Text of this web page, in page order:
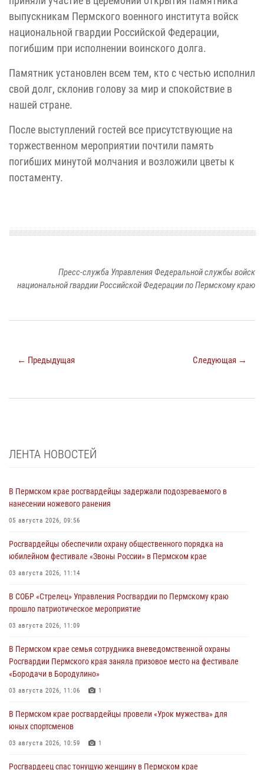
выпускникам Пермского военного института войск
национальной гвардии Российской Федерации,
погибшим при исполнении воинского долга.
Памятник установлен всем тем, кто с честью исполнил
свой долг, склонив голову за мир и спокойствие в
нашей стране.
После выступлений гостей все присутствующие на
торжественном мероприятии почтили память
погибших минутой молчания и возложили цветы к
постаменту.
Пресс-служба Управления Федеральной службы войск
национальной гвардии Российской Федерации по Пермскому краю
← Предыдущая Следующая →
ЛЕНТА НОВОСТЕЙ
В Пермском крае росгвардейцы задержали подозреваемого в
нанесении ножевого ранения
05 августа 2026, 09:56
Росгвардейцы обеспечили охрану общественного порядка на
юбилейном фестивале «Звоны России» в Пермском крае
03 августа 2026, 11:14
В СОБР «Стрелец» Управления Росгвардии по Пермскому краю
прошло патриотическое мероприятие
03 августа 2026, 11:09
В Пермском крае семья сотрудника вневедомственной охраны
Росгвардии Пермского края заняла призовое место на фестивале
«Бородачи в Бородулино»
03 августа 2026, 11:06 1
В Пермском крае росгвардейцы провели «Урок мужества» для
юных спортсменов
03 августа 2026, 10:59 1
Росгвардеец спас тонущую женщину в Пермском крае